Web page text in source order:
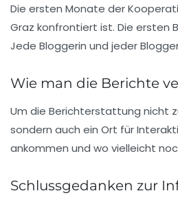
Die ersten Monate der
Graz konfrontiert ist. Die ersten
Jede Bloggerin und jeder
Wie man die Berichte
Um die Berichterstattung nicht
sondern auch ein Ort für
ankommen und wo vielleicht
Schlussgedanken zur